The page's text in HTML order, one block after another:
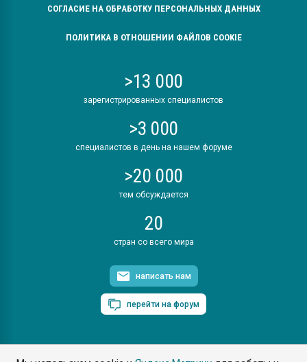
СОГЛАСИЕ НА ОБРАБОТКУ ПЕРСОНАЛЬНЫХ ДАННЫХ
ПОЛИТИКА В ОТНОШЕНИИ ФАЙЛОВ COOKIE
>13 000
зарегистрированных специалистов
>3 000
специалистов в день на нашем форуме
>20 000
тем обсуждается
20
стран со всего мира
написать нам
перейти на форум